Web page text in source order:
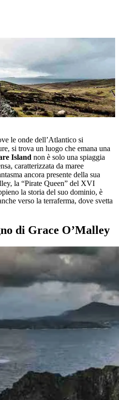
le onde dell’Atlantico si
si trova un luogo che emana una
Island non è solo una spiaggia
caratterizzata da maree
ancora presente della sua
la “Pirate Queen” del XVI
la storia del suo dominio, è
verso la terraferma, dove svetta
di Grace O’Malley